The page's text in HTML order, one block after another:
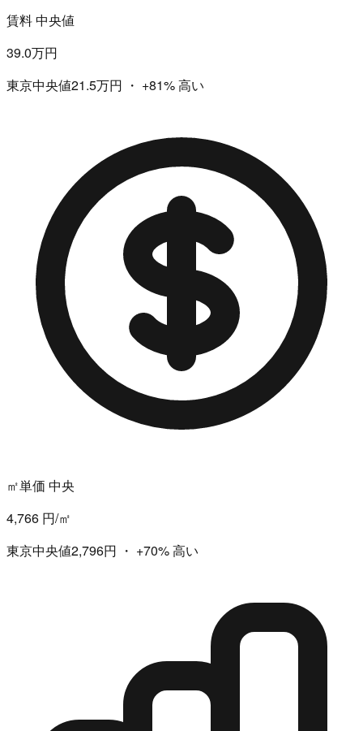
賃料 中央値
39.0万円
東京中央値21.5万円 ・ +81%高い
㎡単価 中央
4,766 円/㎡
東京中央値2,796円 ・ +70%高い